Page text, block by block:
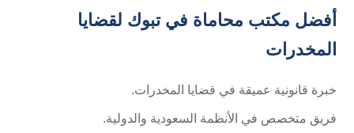
أفضل مكتب محاماة في تبوك لقضايا
المخدرات
خبرة قانونية عميقة في قضايا المخدرات.
فريق متخصص في الأنظمة السعودية والدولية.